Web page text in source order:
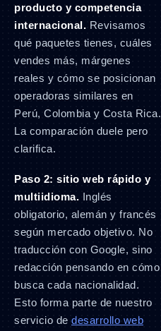
producto y competencia
internacional. Revisamos
qué paquetes tienes, cuáles
vendes más, márgenes
reales y cómo se posicionan
operadoras similares en
Perú, Colombia y Costa Rica.
La comparación duele pero
clarifica.
Paso 2: sitio web rápido y
multiidioma. Inglés
obligatorio, alemán y francés
según mercado objetivo. No
traducción con Google, sino
redacción pensando en cómo
busca cada nacionalidad.
Esto forma parte de nuestro
servicio de desarrollo web